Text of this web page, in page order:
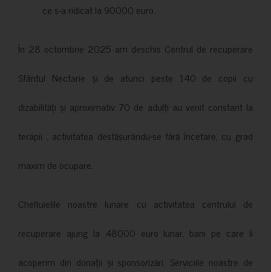
ce s-a ridicat la 90000 euro.
În 28 octombrie 2025 am deschis Centrul de recuperare
Sfântul Nectarie și de atunci peste 140 de copii cu
dizabilități și aproximativ 70 de adulți au venit constant la
terapii , activitatea desfășurându-se fără încetare, cu grad
maxim de ocupare.
Cheltuielile noastre lunare cu activitatea centrului de
recuperare ajung la 48000 euro lunar, bani pe care îi
acoperim din donații și sponsorizări. Serviciile noastre de